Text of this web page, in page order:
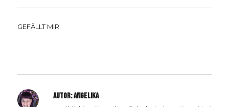
GEFÄLLT MIR:
AUTOR:ANGELIKA